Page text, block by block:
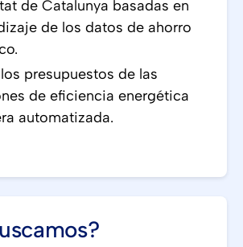
de Catalunya basadas en
de los datos de ahorro
presupuestos de las
de eficiencia energética
automatizada.